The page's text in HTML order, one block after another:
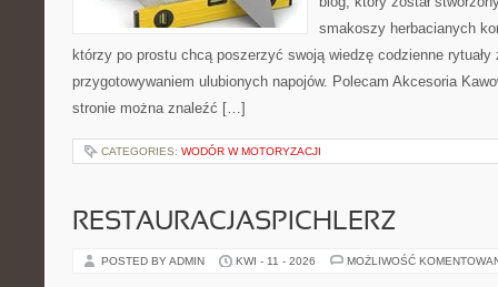
smakoszy herbacianych
którzy po prostu chcą poszerzyć swoją wiedzę codzienne rytuały
przygotowywaniem ulubionych napojów. Polecam Akcesoria
stronie można znaleźć […]
CATEGORIES: WODÓR W MOTORYZACJI
RESTAURACJASPICHLERZ
POSTED BY ADMIN KWI - 11 - 2026 MOŻLIWOŚĆ